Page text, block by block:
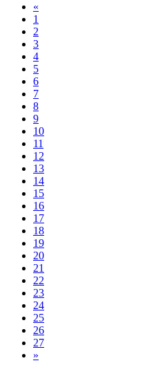
«
1
2
3
4
5
6
7
8
9
10
11
12
13
14
15
16
17
18
19
20
21
22
23
24
25
26
27
»